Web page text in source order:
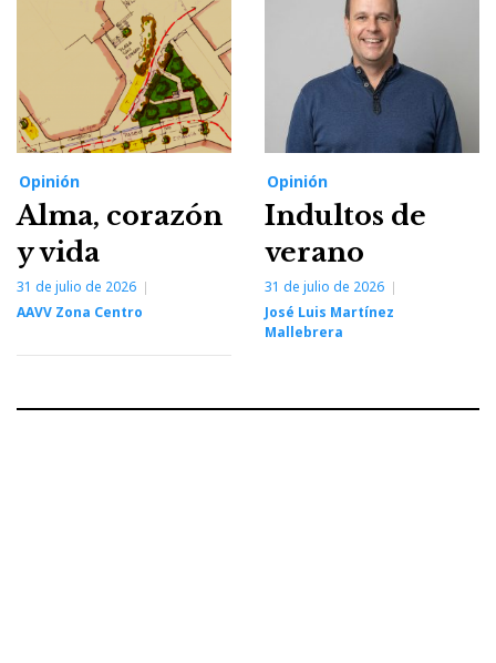
Opinión
Alma, corazón
y vida
31 de julio de 2026
AAVV Zona Centro
Opinión
Indultos de
verano
31 de julio de 2026
José Luis Martínez
Mallebrera